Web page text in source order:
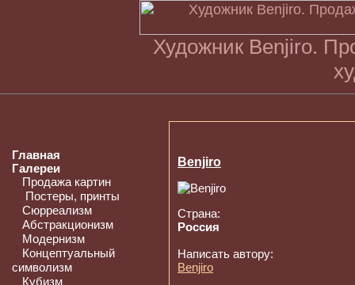
Художник Benjiro.
Главная
Галереи
Продажа картин
Постеры, принты
Сюрреализм
Абстракционизм
Модернизм
Концептуальный
символизм
Кубизм
Benjiro
Страна:
Россия
Написать автору:
Benjiro